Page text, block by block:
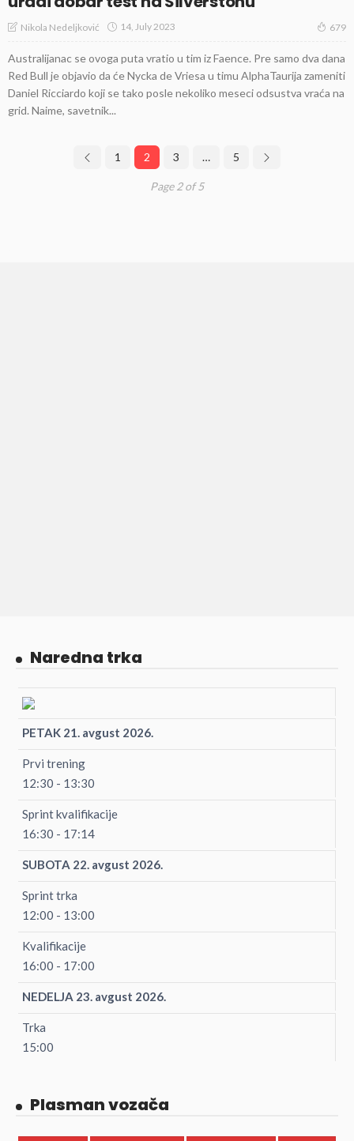
Nikola Nedeljković 14, July 2023 679
Australijanac se ovoga puta vratio u tim iz Faence. Pre samo dva dana
Red Bull je objavio da će Nycka de Vriesa u timu AlphaTaurija zameniti
Daniel Ricciardo koji se tako posle nekoliko meseci odsustva vraća na
grid. Naime, savetnik...
1 2 3 … 5
Page 2 of 5
Naredna trka
PETAK 21. avgust 2026.
Prvi trening
12:30 - 13:30
Sprint kvalifikacije
16:30 - 17:14
SUBOTA 22. avgust 2026.
Sprint trka
12:00 - 13:00
Kvalifikacije
16:00 - 17:00
NEDELJA 23. avgust 2026.
Trka
15:00
Plasman vozača